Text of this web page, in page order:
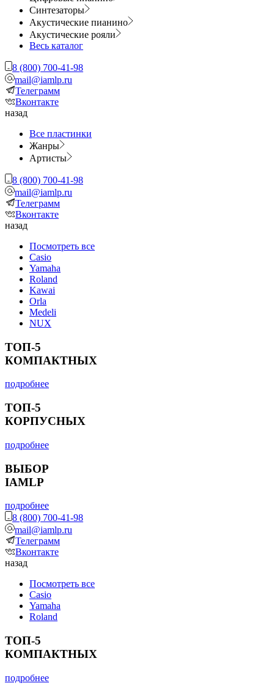
Синтезаторы
Акустические пианино
Акустические рояли
Весь каталог
8 (800) 700-41-98
mail@iamlp.ru
Телеграмм
Вконтакте
назад
Все пластинки
Жанры
Артисты
8 (800) 700-41-98
mail@iamlp.ru
Телеграмм
Вконтакте
назад
Посмотреть все
Casio
Yamaha
Roland
Kawai
Orla
Medeli
NUX
ТОП-5
КОМПАКТНЫХ
подробнее
ТОП-5
КОРПУСНЫХ
подробнее
ВЫБОР
IAMLP
подробнее
8 (800) 700-41-98
mail@iamlp.ru
Телеграмм
Вконтакте
назад
Посмотреть все
Casio
Yamaha
Roland
ТОП-5
КОМПАКТНЫХ
подробнее